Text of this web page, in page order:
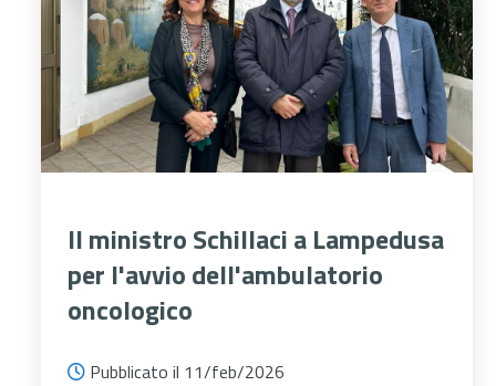
Il ministro Schillaci a Lampedusa
per l'avvio dell'ambulatorio
oncologico
Pubblicato il 11/feb/2026